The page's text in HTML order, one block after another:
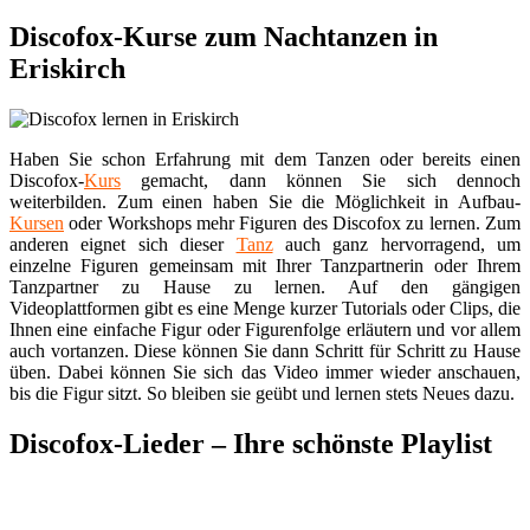
Discofox-Kurse zum Nachtanzen in
Eriskirch
Haben Sie schon Erfahrung mit dem Tanzen oder bereits einen
Discofox-Kurs gemacht, dann können Sie sich dennoch
weiterbilden. Zum einen haben Sie die Möglichkeit in Aufbau-
Kursen oder Workshops mehr Figuren des Discofox zu lernen. Zum
anderen eignet sich dieser Tanzauch ganz hervorragend, um
einzelne Figuren gemeinsam mit Ihrer Tanzpartnerin oder Ihrem
Tanzpartner zu Hause zu lernen. Auf den gängigen
Videoplattformen gibt es eine Menge kurzer Tutorials oder Clips, die
Ihnen eine einfache Figur oder Figurenfolge erläutern und vor allem
auch vortanzen. Diese können Sie dann Schritt für Schritt zu Hause
üben. Dabei können Sie sich das Video immer wieder anschauen,
bis die Figur sitzt. So bleiben sie geübt und lernen stets Neues dazu.
Discofox-Lieder – Ihre schönste Playlist